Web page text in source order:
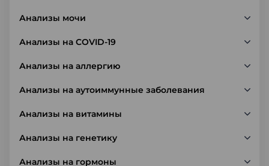
Анализы мочи
Анализы на COVID-19
Анализы на аллергию
Анализы на аутоиммунные заболевания
Анализы на витамины
Анализы на генетику
Анализы на гормоны